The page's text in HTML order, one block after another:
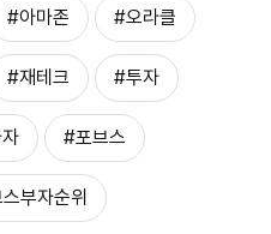
#아마존 #오라클
#재테크 #투자
#포브스
부자순위